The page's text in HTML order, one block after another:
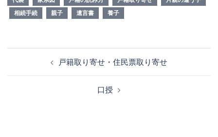
相続手続
親子 遺言書 養子
戸籍取り寄せ・住民票取り寄せ
口授